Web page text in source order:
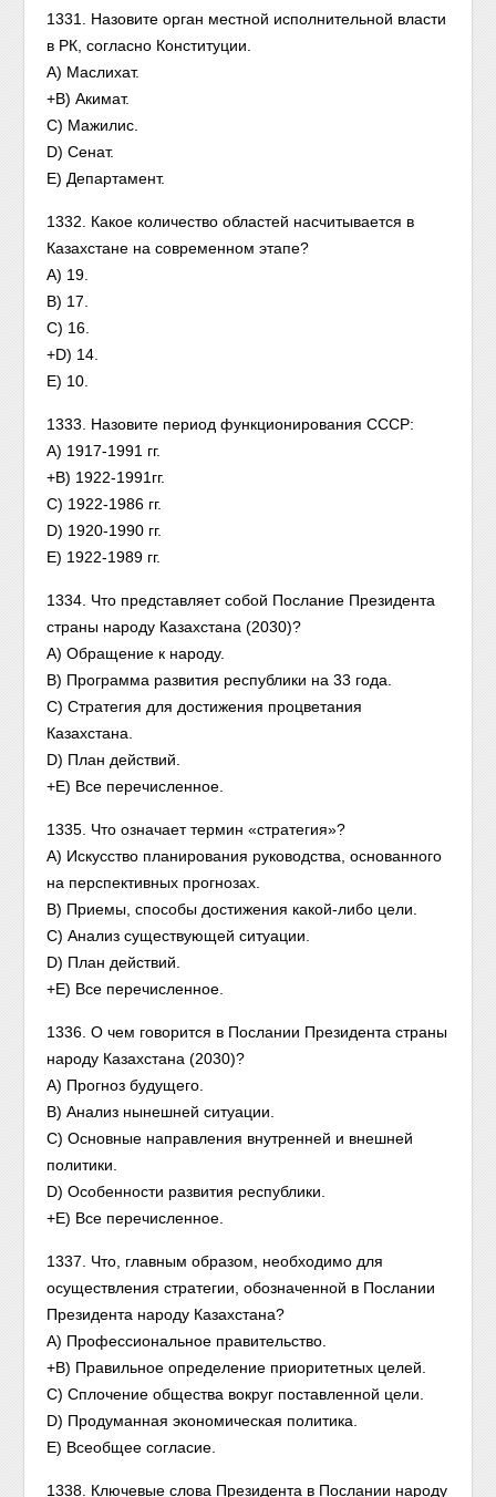
1331. Назовите орган местной исполнительной власти
в РК, согласно Конституции.
А) Маслихат.
+В) Акимат.
С) Мажилис.
D) Сенат.
Е) Департамент.
1332. Какое количество областей насчитывается в
Казахстане на современном этапе?
А) 19.
В) 17.
С) 16.
+D) 14.
Е) 10.
1333. Назовите период функционирования СССР:
А) 1917-1991 гг.
+В) 1922-1991гг.
С) 1922-1986 гг.
D) 1920-1990 гг.
Е) 1922-1989 гг.
1334. Что представляет собой Послание Президента
страны народу Казахстана (2030)?
А) Обращение к народу.
В) Программа развития республики на 33 года.
С) Стратегия для достижения процветания
Казахстана.
D) План действий.
+Е) Все перечисленное.
1335. Что означает термин «стратегия»?
А) Искусство планирования руководства, основанного
на перспективных прогнозах.
В) Приемы, способы достижения какой-либо цели.
С) Анализ существующей ситуации.
D) План действий.
+Е) Все перечисленное.
1336. О чем говорится в Послании Президента страны
народу Казахстана (2030)?
А) Прогноз будущего.
В) Анализ нынешней ситуации.
С) Основные направления внутренней и внешней
политики.
D) Особенности развития республики.
+Е) Все перечисленное.
1337. Что, главным образом, необходимо для
осуществления стратегии, обозначенной в Послании
Президента народу Казахстана?
А) Профессиональное правительство.
+В) Правильное определение приоритетных целей.
С) Сплочение общества вокруг поставленной цели.
D) Продуманная экономическая политика.
Е) Всеобщее согласие.
1338. Ключевые слова Президента в Послании народу